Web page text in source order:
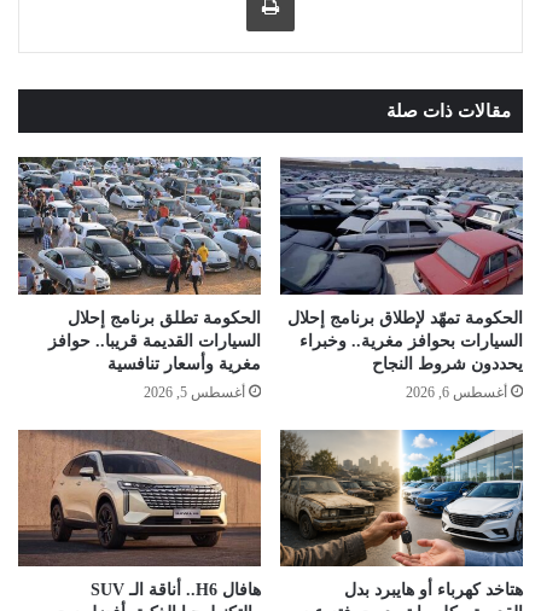
مقالات ذات صلة
الحكومة تمهّد لإطلاق برنامج إحلال
السيارات بحوافز مغرية.. وخبراء
يحددون شروط النجاح
أغسطس 6, 2026
الحكومة تطلق برنامج إحلال
السيارات القديمة قريبا.. حوافز
مغرية وأسعار تنافسية
أغسطس 5, 2026
هتاخد كهرباء أو هايبرد بدل
هافال H6.. أناقة الـ SUV